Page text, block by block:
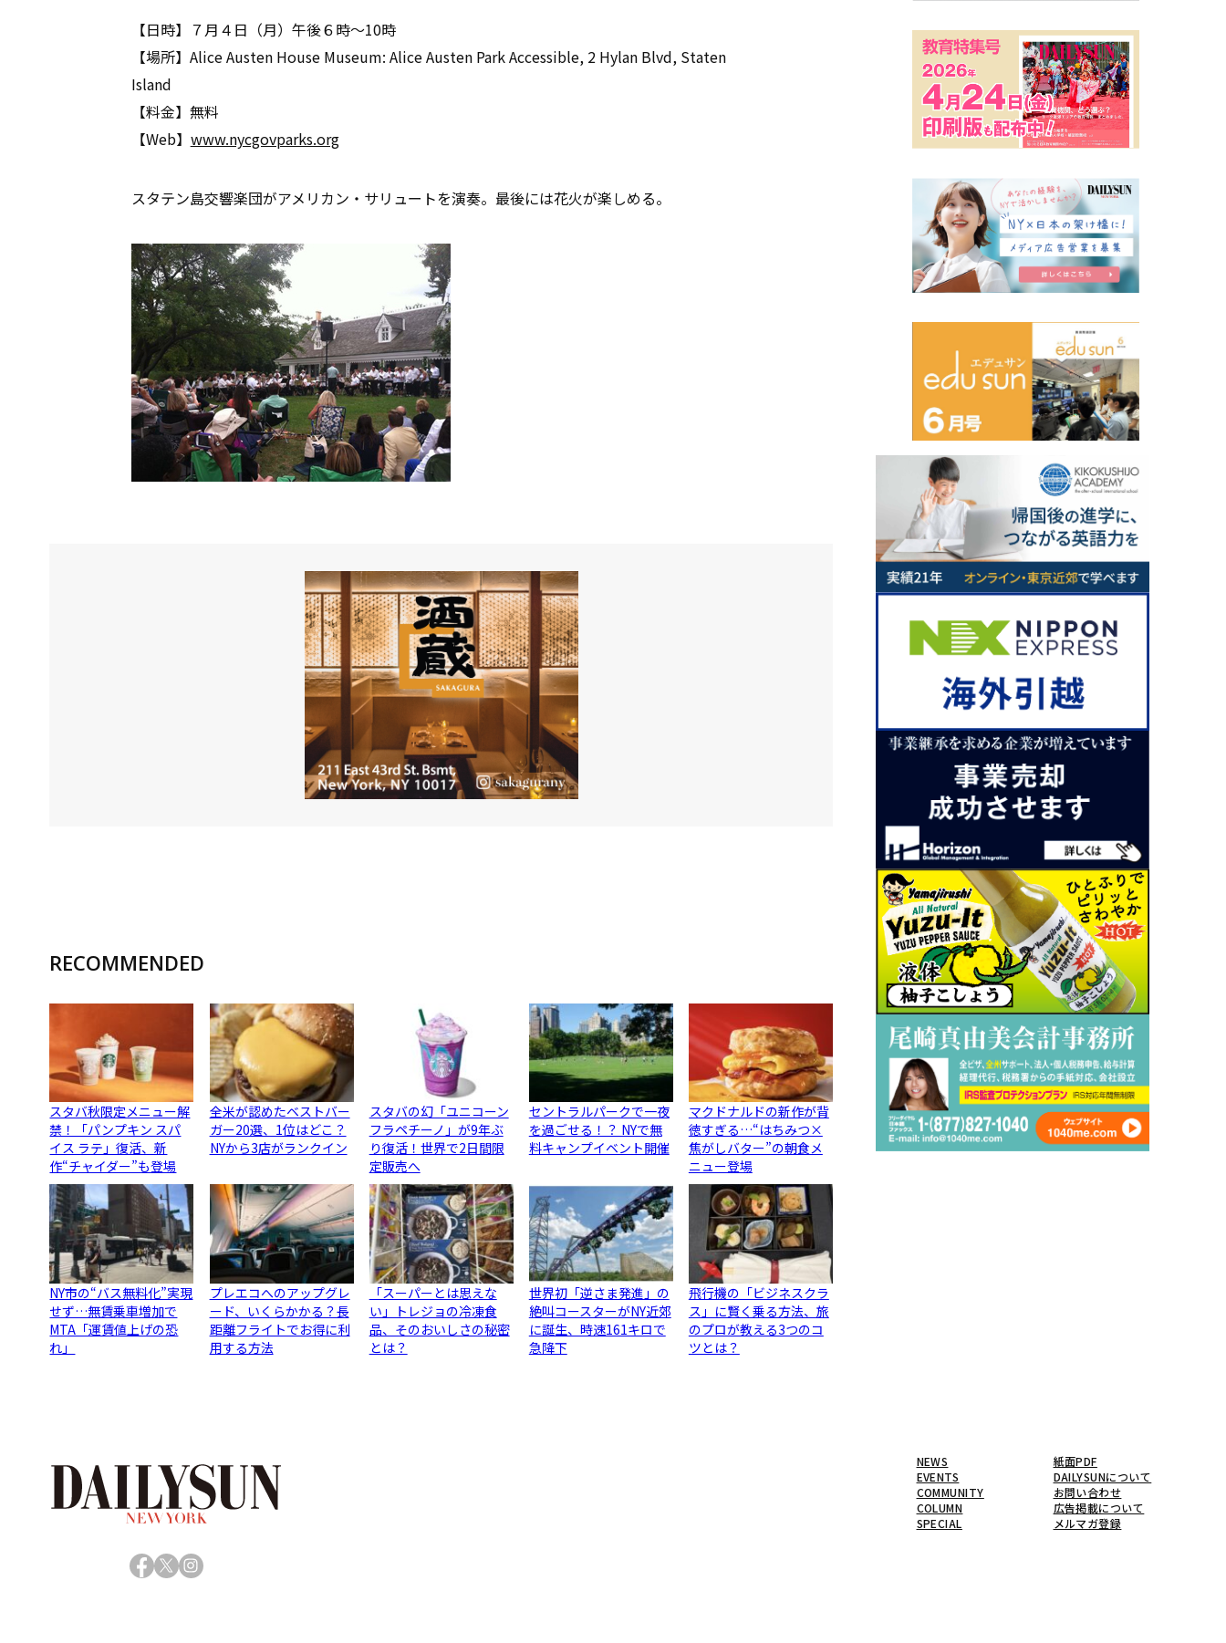
【日時】７月４日（月）午後６時～10時
【場所】Alice Austen House Museum: Alice Austen Park Accessible, 2 Hylan Blvd, Staten
Island
【料金】無料
【Web】 www.nycgovparks.org
スタテン島交響楽団がアメリカン・サリュートを演奏。最後には花火が楽しめる。
RECOMMENDED
スタバ秋限定メニュー解
禁！「パンプキン スパ
イス ラテ」復活、新
作“チャイダー”も登場
全米が認めたベストバー
ガー20選、1位はどこ？
NYから3店がランクイン
スタバの幻「ユニコーン
フラペチーノ」が9年ぶ
り復活！世界で2日間限
定販売へ
セントラルパークで一夜
を過ごせる！？ NYで無
料キャンプイベント開催
マクドナルドの新作が背
徳すぎる…“はちみつ×
焦がしバター”の朝食メ
ニュー登場
NY市の“バス無料化”実現
せず…無賃乗車増加で
MTA「運賃値上げの恐
れ」
プレエコへのアップグレ
ード、いくらかかる？長
距離フライトでお得に利
用する方法
「スーパーとは思えな
い」トレジョの冷凍食
品、そのおいしさの秘密
とは？
世界初「逆さま発進」の
絶叫コースターがNY近郊
に誕生、時速161キロで
急降下
飛行機の「ビジネスクラ
ス」に賢く乗る方法、旅
のプロが教える3つのコ
ツとは？
Facebook
X Instagram
NEWS
EVENTS
COMMUNITY
COLUMN
SPECIAL
紙面PDF
DAILYSUNについて
お問い合わせ
広告掲載について
メルマガ登録